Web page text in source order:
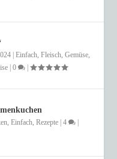
|Einfach ,Fleisch ,Gemüse
|0 |
,Einfach ,Rezepte |4 |